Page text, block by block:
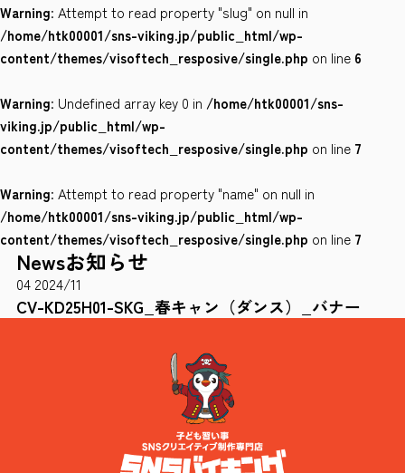
お気に入り
会社案内
サイトポリシー
0120-78-8169
［受付時間］ 9：00～18：00 ※土・日・祝祭日・年末年始は除く
お問い合わせはこちら
Warning: Attempt to read property "slug" on null in
/home/htk00001/sns-viking.jp/public_html/wp-
content/themes/visoftech_resposive/single.php on line 6
Warning: Undefined array key 0 in /home/htk00001/sns-
viking.jp/public_html/wp-
content/themes/visoftech_resposive/single.php on line 7
Warning: Attempt to read property "name" on null in
/home/htk00001/sns-viking.jp/public_html/wp-
content/themes/visoftech_resposive/single.php on line 7
Newsお知らせ
04 2024/11
CV-KD25H01-SKG_春キャン（ダンス）_バナー